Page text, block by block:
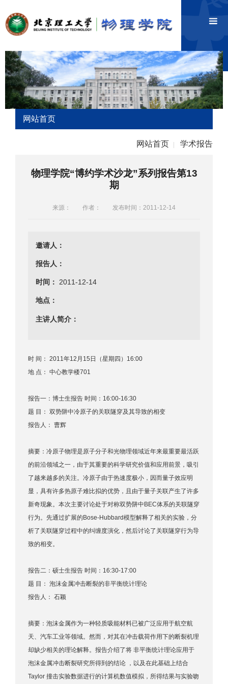
网站首页
网站首页 学术报告
物理学院“博约学术沙龙”系列报告第13
期
来源： 作者： 发布时间：2011-12-14
邀请人：
报告人：
时间： 2011-12-14
地点：
主讲人简介：
时 间： 2011年12月15日（星期四）16:00
地 点： 中心教学楼701
报告一：博士生报告 时间：16:00-16:30
题 目： 双势阱中冷原子的关联隧穿及其导致的相变
报告人： 曹辉
摘要：冷原子物理是原子分子和光物理领域近年来最重要最活跃
的前沿领域之一，由于其重要的科学研究价值和应用前景，吸引
了越来越多的关注。冷原子由于热速度极小，因而量子效应明
显，具有许多热原子难比拟的优势，且由于量子关联产生了许多
新奇现象。本次主要讨论处于对称双势阱中BEC体系的关联隧穿
行为。先通过扩展的Bose-Hubbard模型解释了相关的实验，分
析了关联隧穿过程中的纠缠度演化，然后讨论了关联隧穿行为导
致的相变。
报告二：硕士生报告 时间：16:30-17:00
题 目： 泡沫金属冲击断裂的非平衡统计理论
报告人： 石颖
摘要：泡沫金属作为一种轻质吸能材料已被广泛应用于航空航
天、汽车工业等领域。然而，对其在冲击载荷作用下的断裂机理
却缺少相关的理论解释。报告介绍了将 非平衡统计理论应用于
泡沫金属冲击断裂研究所得到的结论 ，以及在此基础上结合
Taylor 撞击实验数据进行的计算机数值模拟，所得结果与实验吻